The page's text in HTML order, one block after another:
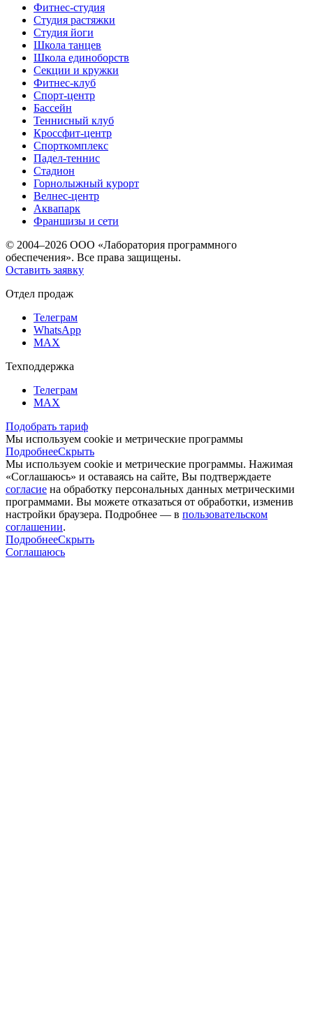
Фитнес-студия
Студия растяжки
Студия йоги
Школа танцев
Школа единоборств
Секции и кружки
Фитнес-клуб
Спорт-центр
Бассейн
Теннисный клуб
Кроссфит-центр
Спорткомплекс
Падел-теннис
Стадион
Горнолыжный курорт
Велнес-центр
Аквапарк
Франшизы и сети
© 2004–2026 ООО «Лаборатория программного
обеспечения». Все права защищены.
Оставить заявку
Отдел продаж
Телеграм
WhatsApp
MAX
Техподдержка
Телеграм
MAX
Подобрать тариф
Мы используем cookie и метрические программы
ПодробнееСкрыть
Мы используем cookie и метрические программы. Нажимая
«Соглашаюсь» и оставаясь на сайте, Вы подтверждаете
согласие на обработку персональных данных метрическими
программами. Вы можете отказаться от обработки, изменив
настройки браузера. Подробнее — в пользовательском
соглашении.
ПодробнееСкрыть
Соглашаюсь